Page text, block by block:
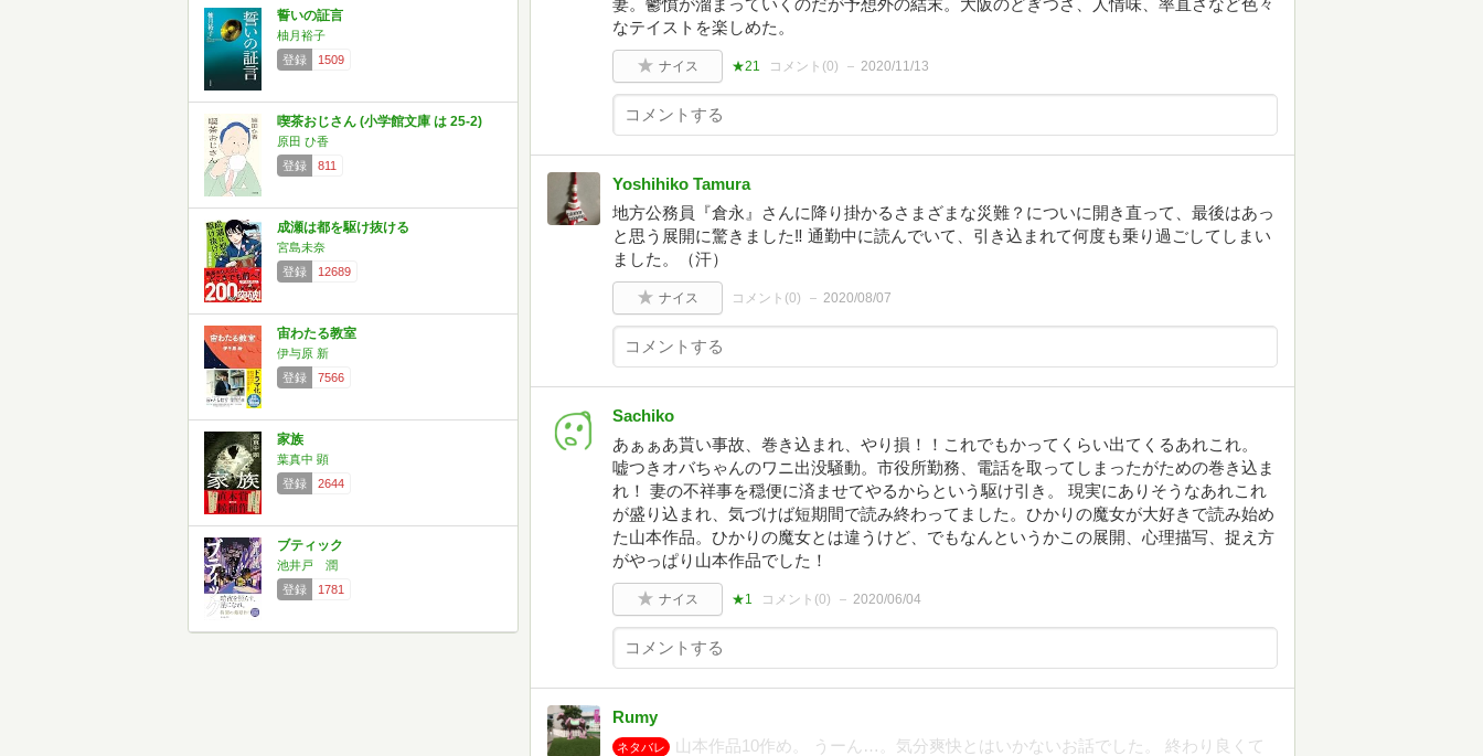
誓いの証言
柚月裕子
登録
1509
喫茶おじさん (小学館文庫 は 25-2)
原田 ひ香
登録
811
成瀬は都を駆け抜ける
宮島未奈
登録
12689
宙わたる教室
伊与原 新
登録
7566
家族
葉真中 顕
登録
2644
ブティック
池井戸 潤
登録
1781
妻。鬱憤が溜まっていくのだが予想外の結末。大阪のどぎつさ、人情味、率直さなど色々
なテイストを楽しめた。
ナイス ★21 コメント(0) 2020/11/13
Yoshihiko Tamura
地方公務員『倉永』さんに降り掛かるさまざまな災難？についに開き直って、最後はあっ
と思う展開に驚きました‼️ 通勤中に読んでいて、引き込まれて何度も乗り過ごしてしまい
ました。（汗）
ナイス コメント(0) 2020/08/07
Sachiko
あぁぁあ貰い事故、巻き込まれ、やり損！！これでもかってくらい出てくるあれこれ。
嘘つきオバちゃんのワニ出没騒動。市役所勤務、電話を取ってしまったがための巻き込ま
れ！ 妻の不祥事を穏便に済ませてやるからという駆け引き。 現実にありそうなあれこれ
が盛り込まれ、気づけば短期間で読み終わってました。ひかりの魔女が大好きで読み始め
た山本作品。ひかりの魔女とは違うけど、でもなんというかこの展開、心理描写、捉え方
がやっぱり山本作品でした！
ナイス ★1 コメント(0) 2020/06/04
Rumy
ネタバレ
山本作品10作め。 うーん…。気分爽快とはいかないお話でした。 終わり良くて